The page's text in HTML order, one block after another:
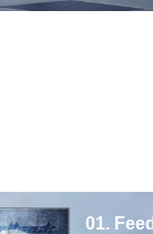
01.